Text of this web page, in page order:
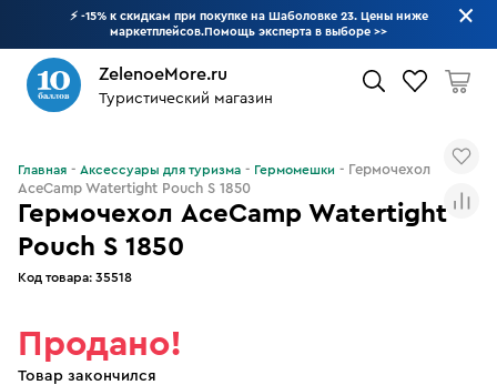
⚡ -15% к скидкам при покупке на Шаболовке 23. Цены ниже
маркетплейсов.Помощь эксперта в выборе >>
ZelenoeMore.ru
Туристический магазин
Гермочехол AceCamp Watertight
Pouch S 1850
Код товара: 35518
Главная Аксессуары для туризма Гермомешки
Гермочехол
AceCamp Watertight Pouch S 1850
Продано!
Товар закончился